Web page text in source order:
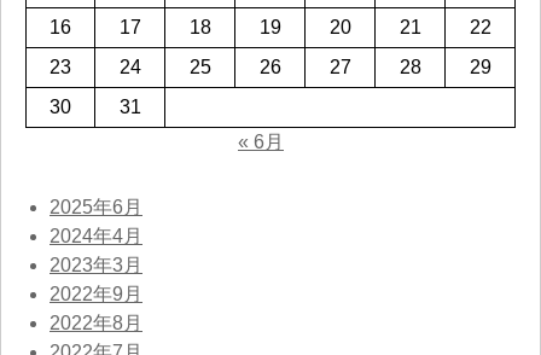
16
17 18 19 20 21
22
23
24 25 26 27 28
29
30
31
« 6月
2025年6月
2024年4月
2023年3月
2022年9月
2022年8月